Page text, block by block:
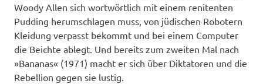
Woody Allen sich wortwörtlich mit einem renitenten
Pudding herumschlagen muss, von jüdischen Robotern
Kleidung verpasst bekommt und bei einem Computer
die Beichte ablegt. Und bereits zum zweiten Mal nach
»Bananas« (1971) macht er sich über Diktatoren und die
Rebellion gegen sie lustig.